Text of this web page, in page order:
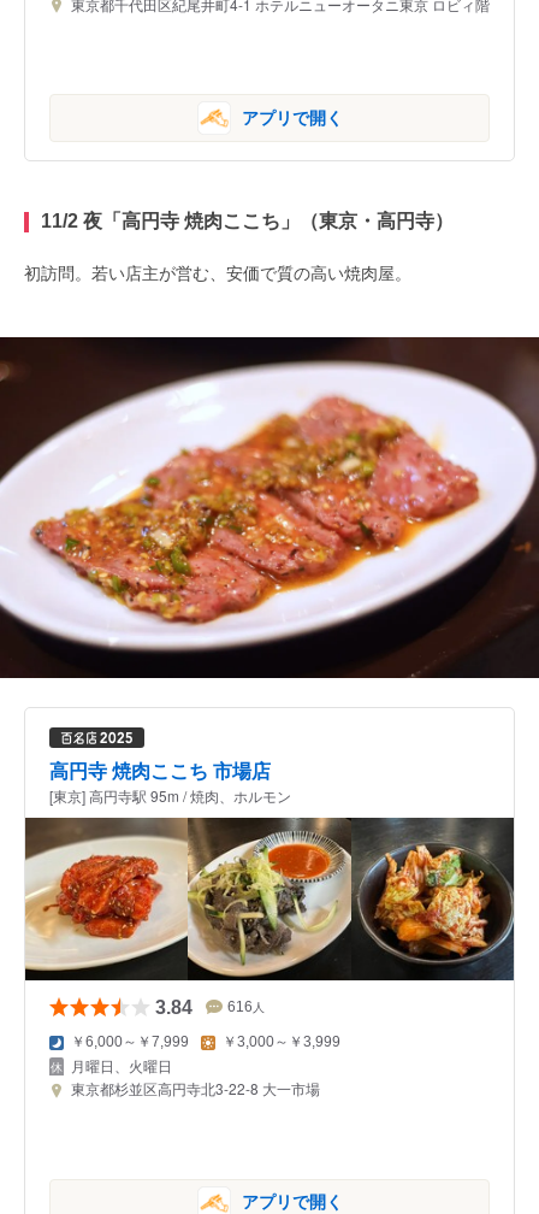
東京都千代田区紀尾井町4-1 ホテルニューオータニ東京 ロビィ階
アプリで開く
11/2 夜「高円寺 焼肉ここち」（東京・高円寺）
初訪問。若い店主が営む、安価で質の高い焼肉屋。
高円寺 焼肉ここち 市場店
[東京] 高円寺駅 95m / 焼肉、ホルモン
3.84 616 人
￥6,000～￥7,999 ￥3,000～￥3,999
月曜日、火曜日
東京都杉並区高円寺北3-22-8 大一市場
アプリで開く